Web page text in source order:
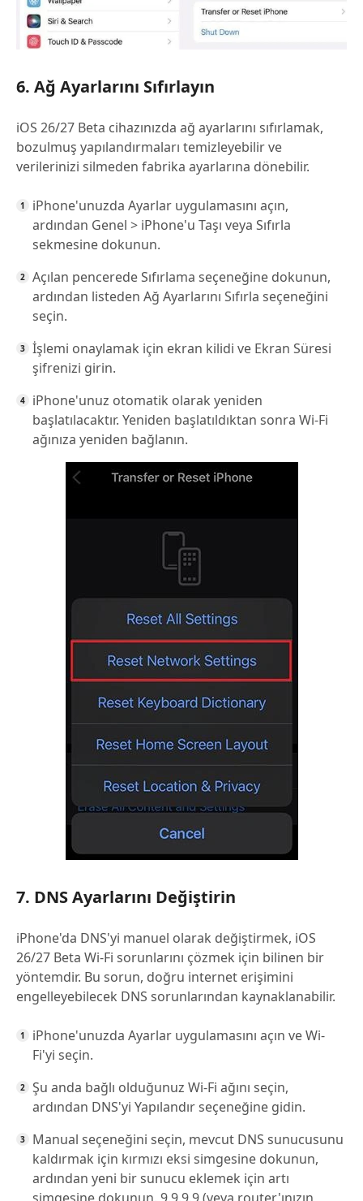
6. Ağ Ayarlarını Sıfırlayın
iOS 26/27 Beta cihazınızda ağ ayarlarını sıfırlamak,
bozulmuş yapılandırmaları temizleyebilir ve
verilerinizi silmeden fabrika ayarlarına dönebilir.
iPhone'unuzda Ayarlar uygulamasını açın,
ardından Genel > iPhone'u Taşı veya Sıfırla
sekmesine dokunun.
Açılan pencerede Sıfırlama seçeneğine dokunun,
ardından listeden Ağ Ayarlarını Sıfırla seçeneğini
seçin.
İşlemi onaylamak için ekran kilidi ve Ekran Süresi
şifrenizi girin.
iPhone'unuz otomatik olarak yeniden
başlatılacaktır. Yeniden başlatıldıktan sonra Wi-Fi
ağınıza yeniden bağlanın.
7. DNS Ayarlarını Değiştirin
iPhone'da DNS'yi manuel olarak değiştirmek, iOS
26/27 Beta Wi-Fi sorunlarını çözmek için bilinen bir
yöntemdir. Bu sorun, doğru internet erişimini
engelleyebilecek DNS sorunlarından kaynaklanabilir.
iPhone'unuzda Ayarlar uygulamasını açın ve Wi-
Fi'yi seçin.
Şu anda bağlı olduğunuz Wi-Fi ağını seçin,
ardından DNS'yi Yapılandır seçeneğine gidin.
Manual seçeneğini seçin, mevcut DNS sunucusunu
kaldırmak için kırmızı eksi simgesine dokunun,
ardından yeni bir sunucu eklemek için artı